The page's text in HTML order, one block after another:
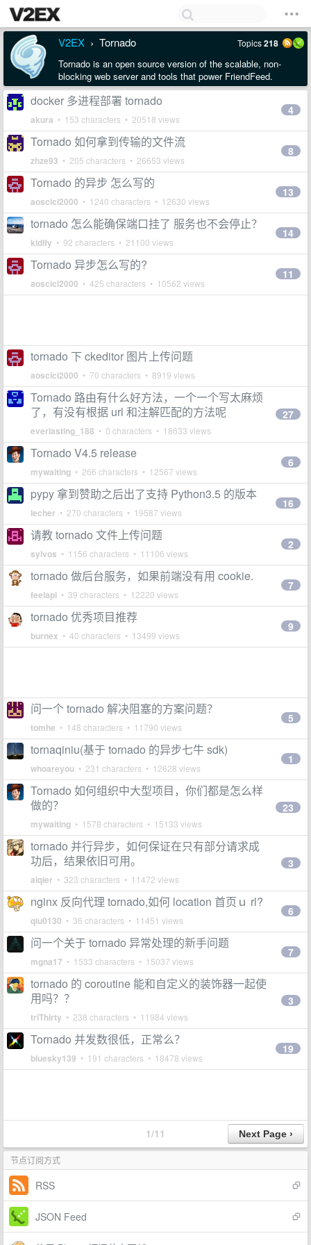
V2EX › Tornado Topics218
Tornado is an open source version of the scalable, non-
blocking web server and tools that power FriendFeed.
docker 多进程部署 tornado
akura • 153 characters • 20518 views
4
Tornado 如何拿到传输的文件流
zhze93 • 205 characters • 26653 views
8
Tornado 的异步 怎么写的
aoscici2000 • 1240 characters • 12630 views
13
tornado 怎么能确保端口挂了 服务也不会停止？
kidlfy • 92 characters • 21100 views
14
Tornado 异步怎么写的?
aoscici2000 • 425 characters • 10562 views
11
tornado 下 ckeditor 图片上传问题
aoscici2000 • 70 characters • 8919 views
Tornado 路由有什么好方法，一个一个写太麻烦
了，有没有根据 url 和注解匹配的方法呢
everlasting_188 • 0 characters • 18633 views
27
Tornado V4.5 release
mywaiting • 266 characters • 12567 views
6
pypy 拿到赞助之后出了支持 Python3.5 的版本
lecher • 270 characters • 19587 views
16
请教 tornado 文件上传问题
sylvos • 1156 characters • 11106 views
2
tornado 做后台服务，如果前端没有用 cookie.
feelapi • 39 characters • 12220 views
7
tornado 优秀项目推荐
burnex • 40 characters • 13499 views
9
问一个 tornado 解决阻塞的方案问题？
tomhe • 148 characters • 11790 views
5
tornaqiniu(基于 tornado 的异步七牛 sdk)
whoareyou • 231 characters • 12628 views
1
Tornado 如何组织中大型项目，你们都是怎么样
做的？
mywaiting • 1578 characters • 15133 views
23
tornado 并行异步，如何保证在只有部分请求成
功后，结果依旧可用。
aiqier • 323 characters • 11472 views
3
nginx 反向代理 tornado,如何 location 首页ｕ rl?
qiu0130 • 36 characters • 11451 views
6
问一个关于 tornado 异常处理的新手问题
mgna17 • 1533 characters • 15037 views
7
tornado 的 coroutine 能和自定义的装饰器一起使
用吗？？
triThirty • 238 characters • 11984 views
3
Tornado 并发数很低，正常么？
bluesky139 • 191 characters • 18478 views
19
1/11
节点订阅方式
RSS
JSON Feed